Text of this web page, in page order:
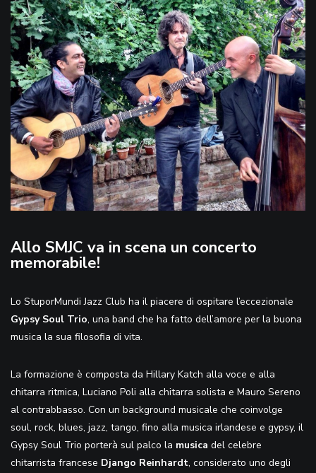
Allo SMJC va in scena un concerto
memorabile!
Lo StuporMundi Jazz Club ha il piacere di ospitare l’eccezionale
Gypsy Soul Trio, una band che ha fatto dell’amore per la buona
musica la sua filosofia di vita.
La formazione è composta da Hillary Katch alla voce e alla
chitarra ritmica, Luciano Poli alla chitarra solista e Mauro Sereno
al contrabbasso. Con un background musicale che coinvolge
soul, rock, blues, jazz, tango, fino alla musica irlandese e gypsy, il
Gypsy Soul Trio porterà sul palco la musica del celebre
chitarrista francese Django Reinhardt, considerato uno degli